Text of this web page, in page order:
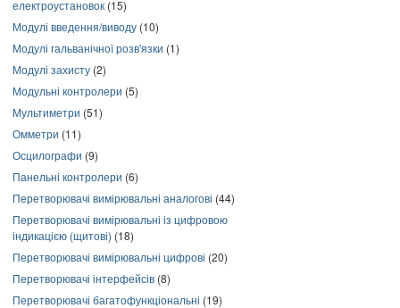
електроустановок (15)
Модулі введення/виводу (10)
Модулі гальванічної розв'язки (1)
Модулі захисту (2)
Модульні контролери (5)
Мультиметри (51)
Омметри (11)
Осцилографи (9)
Панельні контролери (6)
Перетворювачі вимірювальні аналогові (44)
Перетворювачі вимірювальні із цифровою
індикацією (щитові) (18)
Перетворювачі вимірювальні цифрові (20)
Перетворювачі інтерфейсів (8)
Перетворювачі багатофункціональні (19)